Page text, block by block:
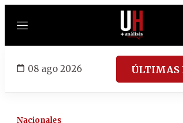
Menú
08 ago 2026 ÚLTIMAS
Nacionales